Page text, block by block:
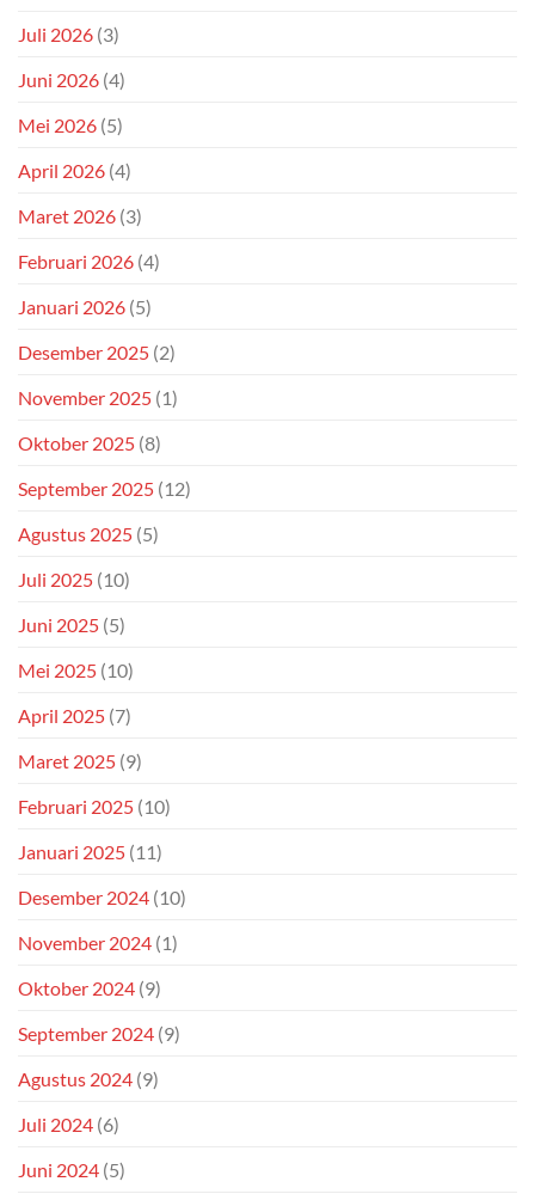
Juli 2026 (3)
Juni 2026 (4)
Mei 2026 (5)
April 2026 (4)
Maret 2026 (3)
Februari 2026 (4)
Januari 2026 (5)
Desember 2025 (2)
November 2025 (1)
Oktober 2025 (8)
September 2025 (12)
Agustus 2025 (5)
Juli 2025 (10)
Juni 2025 (5)
Mei 2025 (10)
April 2025 (7)
Maret 2025 (9)
Februari 2025 (10)
Januari 2025 (11)
Desember 2024 (10)
November 2024 (1)
Oktober 2024 (9)
September 2024 (9)
Agustus 2024 (9)
Juli 2024 (6)
Juni 2024 (5)